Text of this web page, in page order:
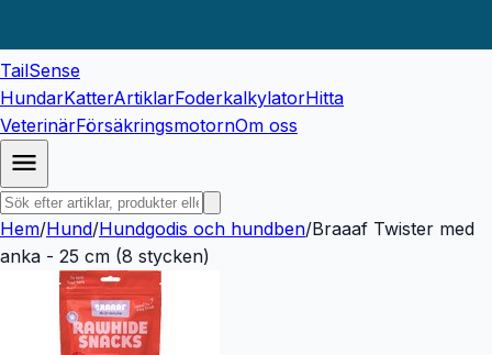
TailSense
HundarKatterArtiklarFoderkalkylatorHitta
VeterinärFörsäkringsmotornOm oss
Hem/Hund/Hundgodis och hundben/Braaaf Twister med
anka - 25 cm (8 stycken)